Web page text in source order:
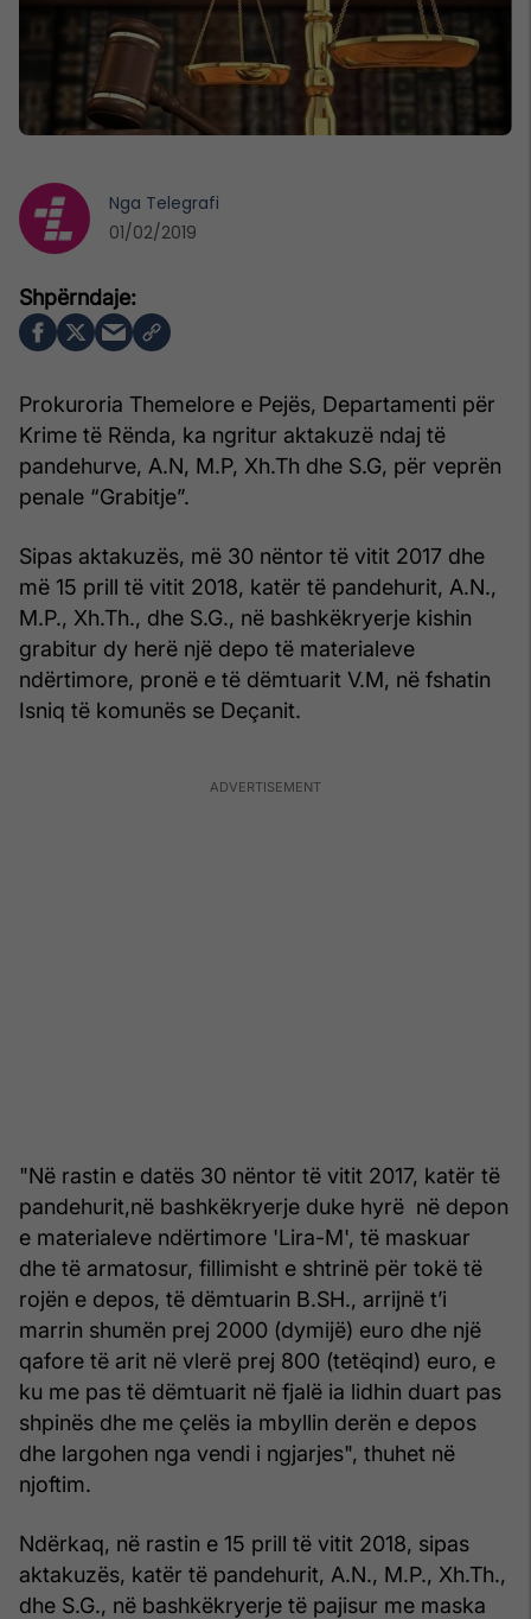
Prokuroria Themelore e Pejës, Departamenti për
Krime të Rënda, ka ngritur aktakuzë ndaj të
pandehurve, A.N, M.P, Xh.Th dhe S.G, për veprën
penale “Grabitje”.
Sipas aktakuzës, më 30 nëntor të vitit 2017 dhe
më 15 prill të vitit 2018, katër të pandehurit, A.N.,
M.P., Xh.Th., dhe S.G., në bashkëkryerje kishin
grabitur dy herë një depo të materialeve
ndërtimore, pronë e të dëmtuarit V.M, në fshatin
Isniq të komunës se Deçanit.
"Në rastin e datës 30 nëntor të vitit 2017, katër të
pandehurit,në bashkëkryerje duke hyrë në depon
e materialeve ndërtimore 'Lira-M', të maskuar
dhe të armatosur, fillimisht e shtrinë për tokë të
rojën e depos, të dëmtuarin B.SH., arrijnë t’i
marrin shumën prej 2000 (dymijë) euro dhe një
qafore të arit në vlerë prej 800 (tetëqind) euro, e
ku me pas të dëmtuarit në fjalë ia lidhin duart pas
shpinës dhe me çelës ia mbyllin derën e depos
dhe largohen nga vendi i ngjarjes", thuhet në
njoftim.
Ndërkaq, në rastin e 15 prill të vitit 2018, sipas
aktakuzës, katër të pandehurit, A.N., M.P., Xh.Th.,
dhe S.G., në bashkëkryerje të pajisur me maska
Nga Telegrafi
01/02/2019